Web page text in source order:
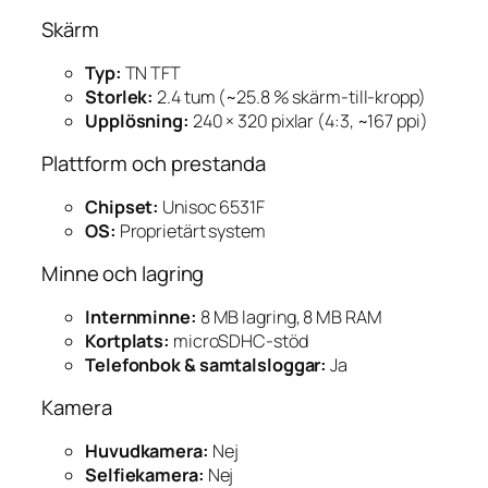
Skärm
Typ: TN TFT
Storlek: 2.4 tum (~25.8 % skärm-till-kropp)
Upplösning: 240 × 320 pixlar (4:3, ~167 ppi)
Plattform och prestanda
Chipset: Unisoc 6531F
OS: Proprietärt system
Minne och lagring
Internminne: 8 MB lagring, 8 MB RAM
Kortplats: microSDHC-stöd
Telefonbok & samtalsloggar: Ja
Kamera
Huvudkamera: Nej
Selfiekamera: Nej